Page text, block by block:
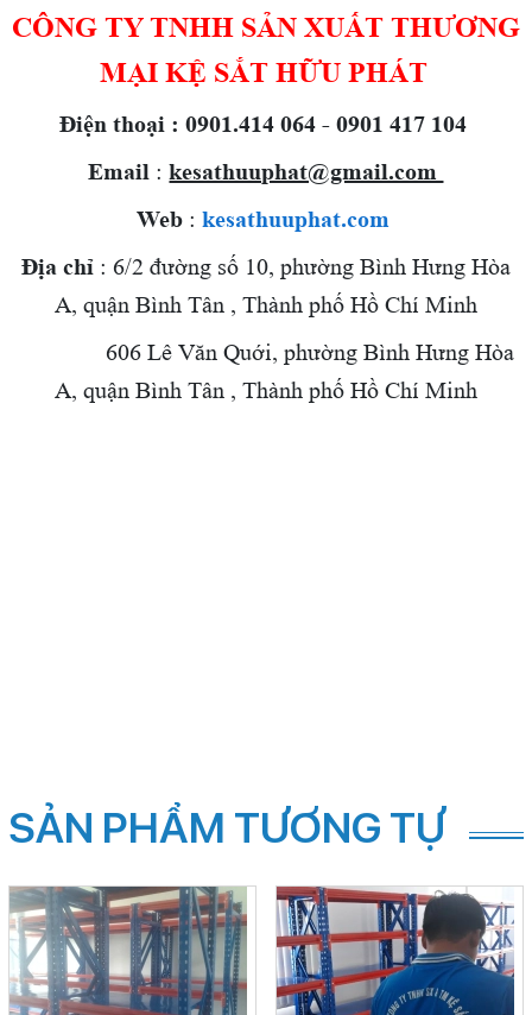
CÔNG TY TNHH SẢN XUẤT THƯƠNG
MẠI KỆ SẮT HỮU PHÁT
Điện thoại : 0901.414 064 - 0901 417 104
Email :kesathuuphat@gmail.com
Web : kesathuuphat.com
Địa chỉ : 6/2 đường số 10, phường Bình Hưng Hòa
A, quận Bình Tân , Thành phố Hồ Chí Minh
606 Lê Văn Quới, phường Bình Hưng Hòa
A, quận Bình Tân , Thành phố Hồ Chí Minh
SẢN PHẨM TƯƠNG TỰ